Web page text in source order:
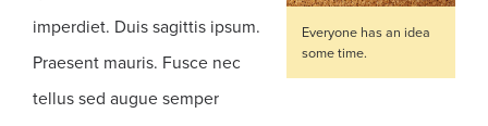
Everyone has an idea
some time.
imperdiet. Duis sagittis ipsum.
Praesent mauris. Fusce nec
tellus sed augue semper